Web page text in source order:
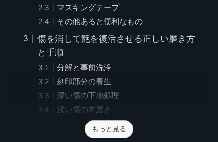
マスキングテープ
その他あると便利なもの
傷を消して艶を復活させる正しい磨き方
と手順
分解と事前洗浄
刻印部分の養生
深い傷の下地処理
浅い傷の本磨き
もっと見る